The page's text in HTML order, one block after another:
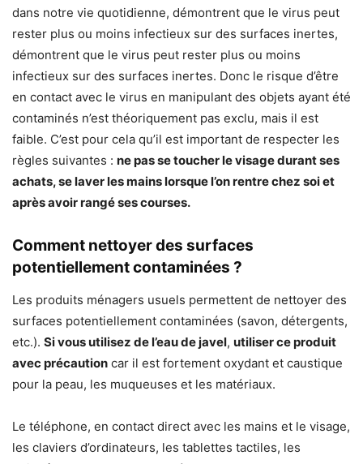
dans notre vie quotidienne, démontrent que le virus peut
rester plus ou moins infectieux sur des surfaces inertes,
démontrent que le virus peut rester plus ou moins
infectieux sur des surfaces inertes. Donc le risque d’être
en contact avec le virus en manipulant des objets ayant été
contaminés n’est théoriquement pas exclu, mais il est
faible. C’est pour cela qu’il est important de respecter les
règles suivantes : ne pas se toucher le visage durant ses
achats, se laver les mains lorsque l’on rentre chez soi et
après avoir rangé ses courses.
Comment nettoyer des surfaces
potentiellement contaminées ?
Les produits ménagers usuels permettent de nettoyer des
surfaces potentiellement contaminées (savon, détergents,
etc.). Si vous utilisez de l’eau de javel, utiliser ce produit
avec précaution car il est fortement oxydant et caustique
pour la peau, les muqueuses et les matériaux.
Le téléphone, en contact direct avec les mains et le visage,
les claviers d’ordinateurs, les tablettes tactiles, les